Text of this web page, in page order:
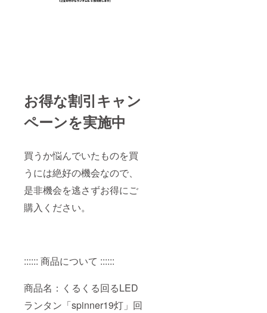
お得な割引キャン
ペーンを実施中
買うか悩んでいたものを買
うには絶好の機会なので、
是非機会を逃さずお得にご
購入ください。
:::::: 商品について ::::::
商品名：くるくる回るLED
ランタン「spinner19灯」回